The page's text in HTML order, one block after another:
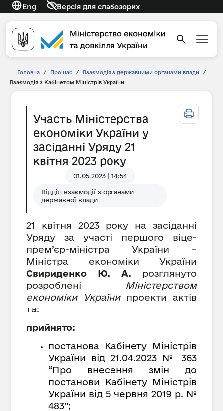
Eng Версія для слабозорих
Головна / Про нас / Взаємодія з державними органами влади
/
Взаємодія з Кабінетом Міністрів України
Участь Міністерства
економіки України у
засіданні Уряду 21
квітня 2023 року
01.05.2023 | 14:54
Відділ взаємодії з органами
державної влади
21 квітня 2023 року на засіданні
Уряду за участі першого віце-
прем’єр-міністра України –
Міністра економіки України
Свириденко Ю. А.
розглянуто
розроблені Міністерством
економіки Українипроекти актів
та:
прийнято:
постанова Кабінету Міністрів
України від 21.04.2023 № 363
“Про внесення змін до
постанови Кабінету Міністрів
України від 5 червня 2019 р. №
483”;